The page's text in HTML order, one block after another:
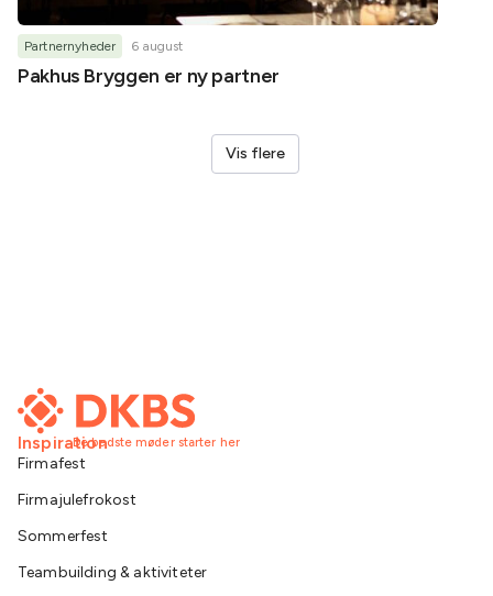
Partnernyheder 6 august
Pakhus Bryggen er ny partner
Vis flere
De bedste møder starter her
Inspiration
Firmafest
Firmajulefrokost
Sommerfest
Teambuilding & aktiviteter